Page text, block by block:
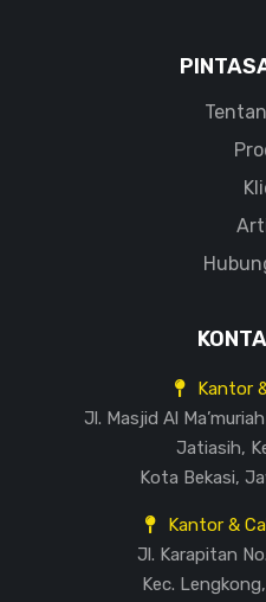
Kantor
Jl. Masjid Al
Jatiasih,
Kota Bekasi,
Kantor &
Jl. Karapitan
Kec.